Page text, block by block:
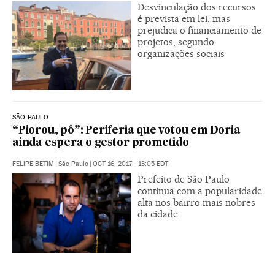
Desvinculação dos recursos
é prevista em lei, mas
prejudica o financiamento de
projetos, segundo
organizações sociais
SÃO PAULO
“Piorou, pô”: Periferia que votou em Doria
ainda espera o gestor prometido
FELIPE BETIM | São Paulo | OCT 16, 2017 - 13:05 EDT
Prefeito de São Paulo
continua com a popularidade
alta nos bairro mais nobres
da cidade